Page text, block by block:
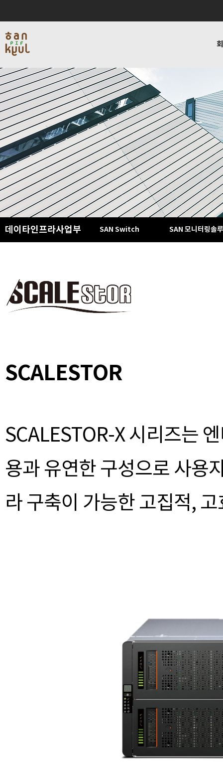
회사소개
인사말
사업소개
서비스
커뮤니티
블로그
채용
채용
회사소개
인사말
연혁
비젼하우스
편지
찾아오시는길
사업소개
서비스
데이타인프라사업
네트워크보안사업
교육
복지
사내활
블로그
데이타인프라사업부 SAN Switch SAN 모니터링솔
SCALESTOR
SCALESTOR-X 시리즈는
용과 유연한 구성으로 사용
라 구축이 가능한 고집적,